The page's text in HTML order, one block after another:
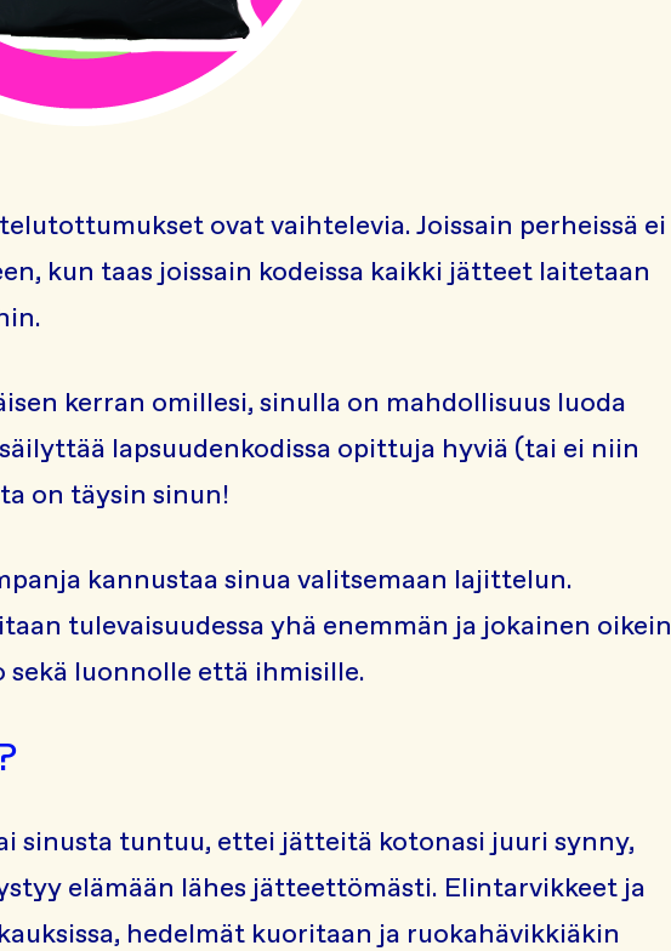
ovat vaihtelevia. Joissain perheissä ei
kun taas joissain kodeissa kaikki jätteet laitetaan
kerran omillesi, sinulla on mahdollisuus luoda
lapsuudenkodissa opittuja hyviä (tai ei niin
on täysin sinun!
kannustaa sinua valitsemaan lajittelun.
tulevaisuudessa yhä enemmän ja jokainen oikein
luonnolle että ihmisille.
sinusta tuntuu, ettei jätteitä kotonasi juuri synny,
elämään lähes jätteettömästi. Elintarvikkeet ja
hedelmät kuoritaan ja ruokahävikkiäkin